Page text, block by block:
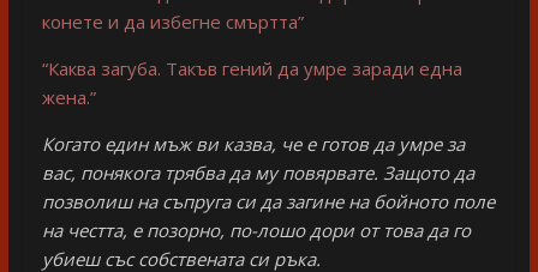
конете и да избегне смъртта”
“Каква загуба. Такъв гений да умре заради една
жена.”
Когато един мъж ви казва, че е готов да умре за
вас, понякога трябва да му повярвате. Защото да
позволиш на съпруга си да загине на бойното поле
на честта, е позорно, по-лошо дори от това да го
убиеш със собствената си ръка.